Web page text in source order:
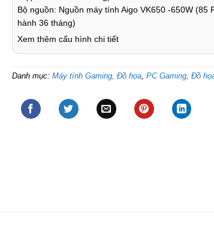
Bộ nguồn: Nguồn máy tính Aigo VK650 -650W (85
hành 36 tháng)
Xem thêm cấu hình chi tiết
Danh mục: Máy tính Gaming, Đồ họa, PC Gaming, Đồ